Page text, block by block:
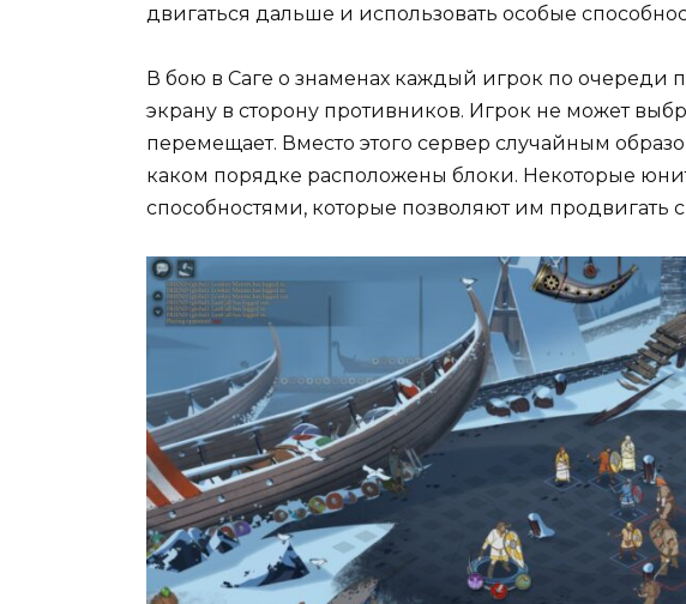
двигаться дальше и использовать особые
В бою в Саге о знаменах каждый игрок по очереди
экрану в сторону противников. Игрок не может
перемещает. Вместо этого сервер случайным
каком порядке расположены блоки. Некоторые
способностями, которые позволяют им продвигать